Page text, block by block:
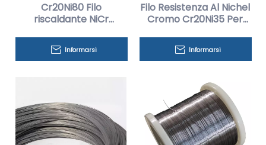
Cr20Ni80 Filo
riscaldante NiCr
corrosione per forni
Informarsi
Filo Resistenza Al Nichel
Cromo Cr20Ni35 Per
Informarsi